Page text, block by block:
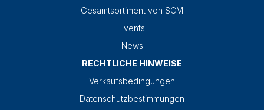
Gesamtsortiment von SCM
Events
News
RECHTLICHE HINWEISE
Verkaufsbedingungen
Datenschutzbestimmungen